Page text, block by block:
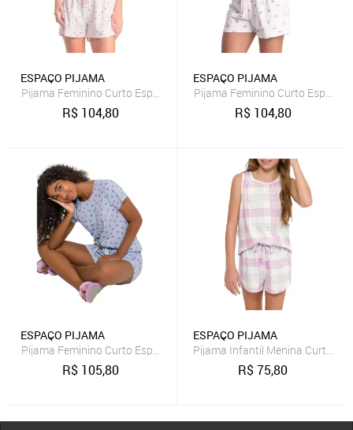
ESPAÇO PIJAMA
Pijama Feminino Curto Espaço Pijama 4010352
R$ 104,80
ESPAÇO PIJAMA
Pijama Feminino Curto Espaço
R$ 104,80
ESPAÇO PIJAMA
Pijama Feminino Curto Espaço Pijama 4010199
R$ 105,80
ESPAÇO PIJAMA
Pijama Infantil Menina Curto
R$75,80